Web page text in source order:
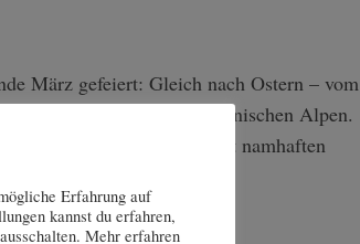
März gefeiert: Gleich nach Ostern – vom
Ski Europas in den Karnischen Alpen.
aus der ganzen Welt. Mit namhaften
Facetten.
Erfahrung auf
kannst du erfahren,
Mehr erfahren